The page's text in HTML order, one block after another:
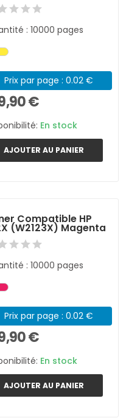
: 10000 pages
Prix par page : 0.02 €
€
En stock
AJOUTER AU PANIER
Compatible HP
(W2123X) Magenta
: 10000 pages
Prix par page : 0.02 €
€
En stock
AJOUTER AU PANIER